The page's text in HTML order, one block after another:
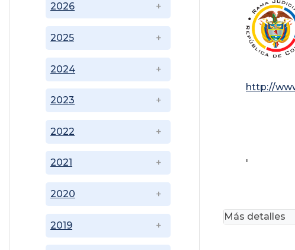
2019
2020
2021
2022
2023
2024
2025
2026
http://
'
Más detalles